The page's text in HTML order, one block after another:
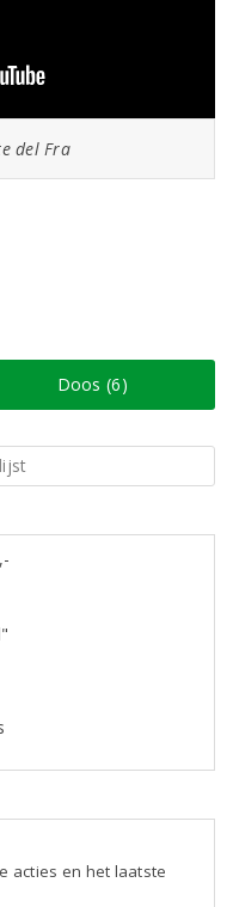
del Fra
Doos (6)
acties en het laatste